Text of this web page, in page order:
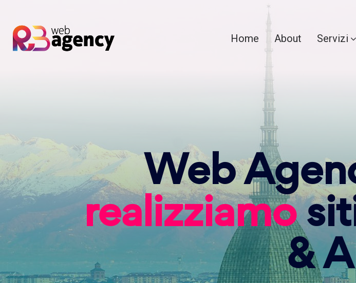
Home About Servizi
Web
realizziamo
&